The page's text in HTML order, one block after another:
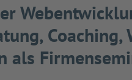
als